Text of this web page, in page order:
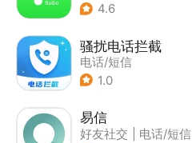
4.6
骚扰电话拦截
电话/短信
1.0
易信
好友社交
电话/短信